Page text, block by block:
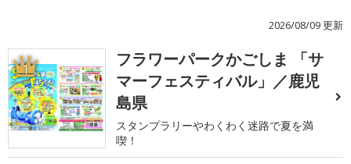
2026/08/09 更新
1
フラワーパークかごしま 「サ
マーフェスティバル」／鹿児
島県
スタンプラリーやわくわく迷路で夏を満
喫！